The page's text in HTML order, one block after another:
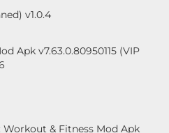
v1.0.4
Apk v7.63.0.80950115 (VIP
& Fitness Mod Apk